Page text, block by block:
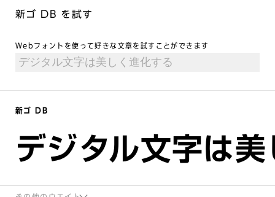
新ゴ DB を試す
Webフォントを使って好きな文章を試すことができます
新ゴ DB
デジタル文字は